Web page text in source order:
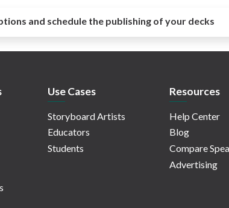
and schedule the publishing of your decks
Use Cases
Storyboard Artists
Educators
Students
Resources
Help Center
Blog
Compare
Advertising